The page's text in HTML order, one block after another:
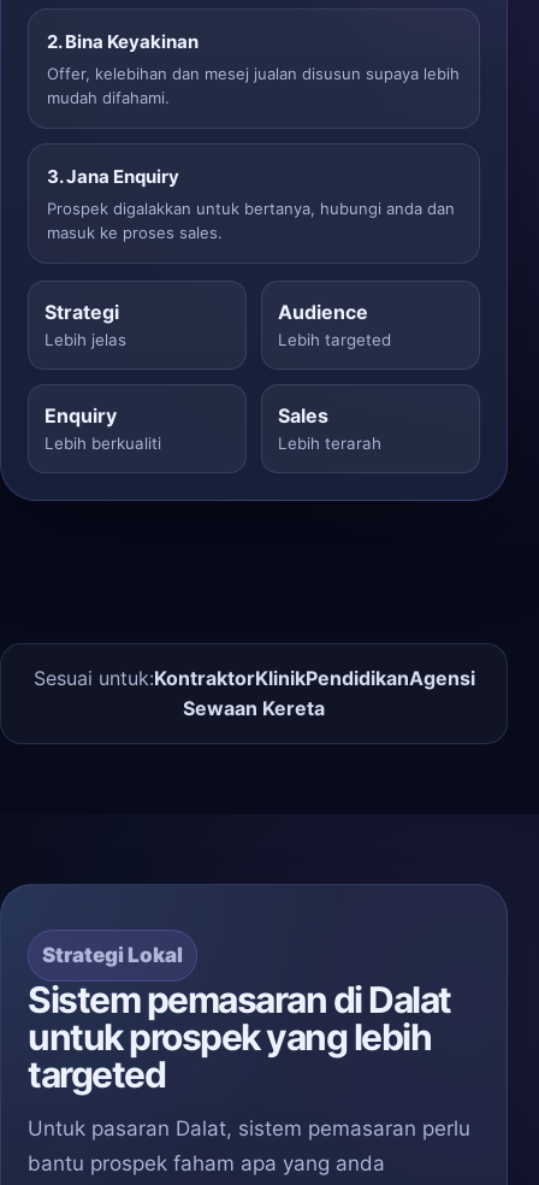
2. Bina Keyakinan
Offer, kelebihan dan mesej jualan disusun supaya lebih
mudah difahami.
3. Jana Enquiry
Prospek digalakkan untuk bertanya, hubungi anda dan
masuk ke proses sales.
Strategi
Lebih jelas
Audience
Lebih targeted
Enquiry
Lebih berkualiti
Sales
Lebih terarah
Sesuai untuk:KontraktorKlinikPendidikanAgensi
Sewaan Kereta
Strategi Lokal
Sistem pemasaran di Dalat
untuk prospek yang lebih
targeted
Untuk pasaran Dalat, sistem pemasaran perlu
bantu prospek faham apa yang anda